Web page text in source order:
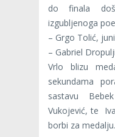
do finala
izgubljenoga
– Grgo Tolić,
– Gabriel
Vrlo blizu
sekundama
sastavu
Vukojević, te
borbi za medalju.